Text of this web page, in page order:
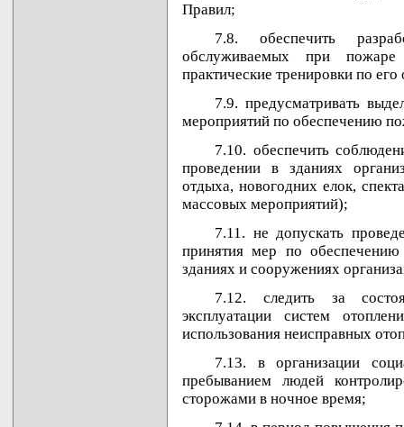
Правил;
7.8. обеспечить
обслуживаемых при
практические тренировки по его
7.9. предусматривать
мероприятий по обеспечению
7.10. обеспечить
проведении в зданиях
отдыха, новогодних елок,
массовых мероприятий);
7.11. не допускать
принятия мер по
зданиях и сооружениях
7.12. следить за
эксплуатации систем
использования неисправных
7.13. в организации
пребыванием людей
сторожами в ночное время;